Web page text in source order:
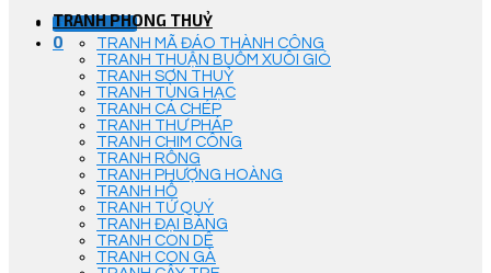
Góc Tư Vấn
0
TRANH PHONG THUỶ
TRANH MÃ ĐÁO THÀNH CÔNG
TRANH THUẬN BUỒM XUÔI GIÓ
TRANH SƠN THUỶ
TRANH TÙNG HẠC
TRANH CÁ CHÉP
TRANH THƯ PHÁP
TRANH CHIM CÔNG
TRANH RỒNG
TRANH PHƯỢNG HOÀNG
TRANH HỔ
TRANH TỨ QUÝ
TRANH ĐẠI BÀNG
TRANH CON DÊ
TRANH CON GÀ